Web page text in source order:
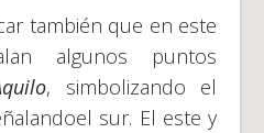
también que en este
algunos puntos
, simbolizando el
sur. El este y